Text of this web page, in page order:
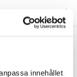
innehållet